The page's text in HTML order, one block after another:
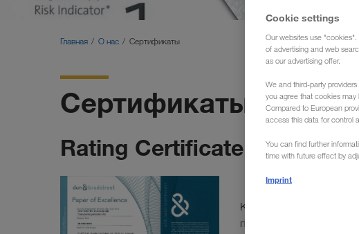
Главная О нас Сертификаты
Сертификаты /
Rating Certificate | D&B
Компания Dun &
предоставления
Cookie settings
Our websites use
of advertising and web
as our advertising offer.
We and third-party
you agree that cookies may
Compared to European
access this data for control
You can find further
time with future effect by
Imprint